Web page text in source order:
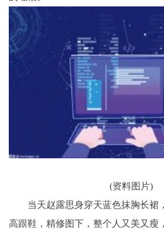
(资料图片)
当天赵露思身穿天蓝色抹胸长裙
高跟鞋，精修图下，整个人又美又瘦